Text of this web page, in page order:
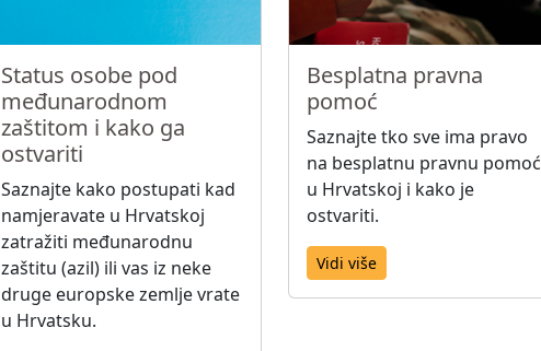
Status osobe pod
međunarodnom
zaštitom i kako ga
ostvariti
Saznajte kako postupati kad
namjeravate u Hrvatskoj
zatražiti međunarodnu
zaštitu (azil) ili vas iz neke
druge europske zemlje vrate
u Hrvatsku.
Besplatna pravna
pomoć
Saznajte tko sve ima pravo
na besplatnu pravnu pomoć
u Hrvatskoj i kako je
ostvariti.
Vidi više